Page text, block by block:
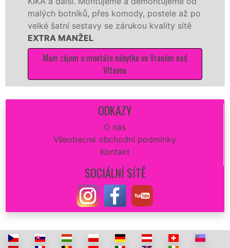
botníků, přes komody, postele až po
sestavy se zárukou kvality sítě
MANŽEL
zájem o montáže nábytku ve Vraném nad
Nobilie,
ODKAZY
O nás
Všeobecné obchodní podmínky
Kontakt
SOCIÁLNÍ SÍTĚ